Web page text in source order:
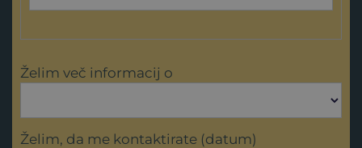
Želim več informacij o
Želim, da me kontaktirate (datum)